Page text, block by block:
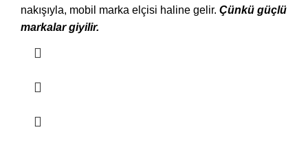
nakışıyla, mobil marka elçisi haline gelir. Çünkü güçlü
markalar giyilir.